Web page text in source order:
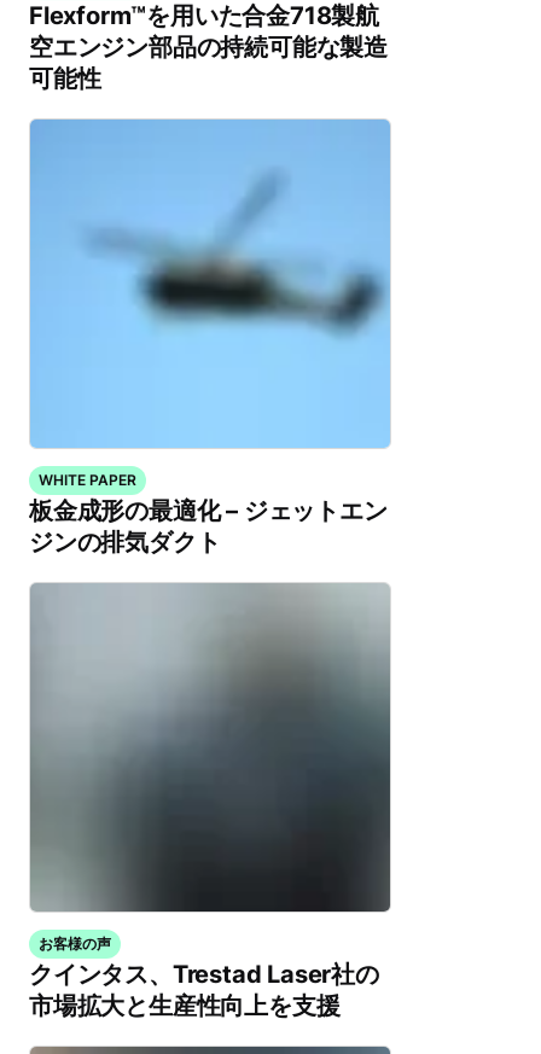
Flexform™を用いた合金718製航
空エンジン部品の持続可能な製造
可能性
WHITE PAPER
板金成形の最適化 – ジェットエン
ジンの排気ダクト
お客様の声
クインタス、Trestad Laser社の
市場拡大と生産性向上を支援